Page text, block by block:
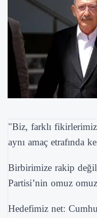
"Biz, farklı
aynı amaç etrafında
Birbirimize rakip
Partisi’nin omuz
Hedefimiz net: